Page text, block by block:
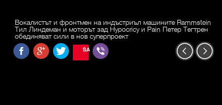
Вокалистът и фронтмен на индъстриъл машините Rammstein
Тил Линдеман и моторът зад Hypocricy и Pain Петер Тегтрен
обединяват сили в нов суперпроект
SAVE